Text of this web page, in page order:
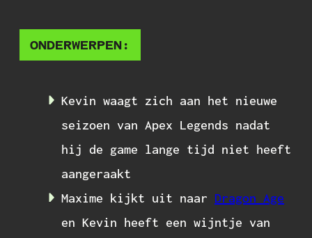
ONDERWERPEN:
Kevin waagt zich aan het nieuwe
seizoen van Apex Legends nadat
hij de game lange tijd niet heeft
aangeraakt
Maxime kijkt uit naar Dragon Age
en Kevin heeft een wijntje van